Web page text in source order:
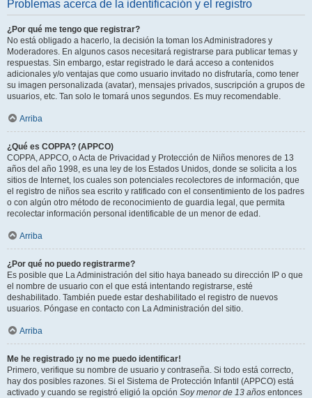
Problemas acerca de la identificación y el registro
¿Por qué me tengo que registrar?
No está obligado a hacerlo, la decisión la toman los Administradores y
Moderadores. En algunos casos necesitará registrarse para publicar temas y
respuestas. Sin embargo, estar registrado le dará acceso a contenidos
adicionales y/o ventajas que como usuario invitado no disfrutaría, como tener
su imagen personalizada (avatar), mensajes privados, suscripción a grupos de
usuarios, etc. Tan solo le tomará unos segundos. Es muy recomendable.
Arriba
¿Qué es COPPA? (APPCO)
COPPA, APPCO, o Acta de Privacidad y Protección de Niños menores de 13
años del año 1998, es una ley de los Estados Unidos, donde se solicita a los
sitios de Internet, los cuales son potenciales recolectores de información, que
el registro de niños sea escrito y ratificado con el consentimiento de los padres
o con algún otro método de reconocimiento de guardia legal, que permita
recolectar información personal identificable de un menor de edad.
Arriba
¿Por qué no puedo registrarme?
Es posible que La Administración del sitio haya baneado su dirección IP o que
el nombre de usuario con el que está intentando registrarse, esté
deshabilitado. También puede estar deshabilitado el registro de nuevos
usuarios. Póngase en contacto con La Administración del sitio.
Arriba
Me he registrado ¡y no me puedo identificar!
Primero, verifique su nombre de usuario y contraseña. Si todo está correcto,
hay dos posibles razones. Si el Sistema de Protección Infantil (APPCO) está
activado y cuando se registró eligió la opción Soy menor de 13 años entonces